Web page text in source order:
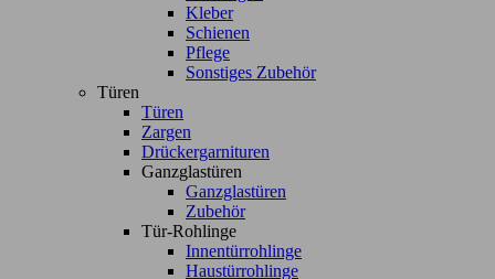
Kleber
Schienen
Pflege
Sonstiges Zubehör
Türen
Türen
Zargen
Drückergarnituren
Ganzglastüren
Ganzglastüren
Zubehör
Tür-Rohlinge
Innentürrohlinge
Haustürrohlinge